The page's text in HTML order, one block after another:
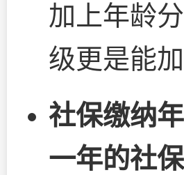
加上年龄
级更是能
社保缴纳
一年的社